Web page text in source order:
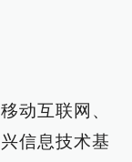
动互联网、
信息技术基